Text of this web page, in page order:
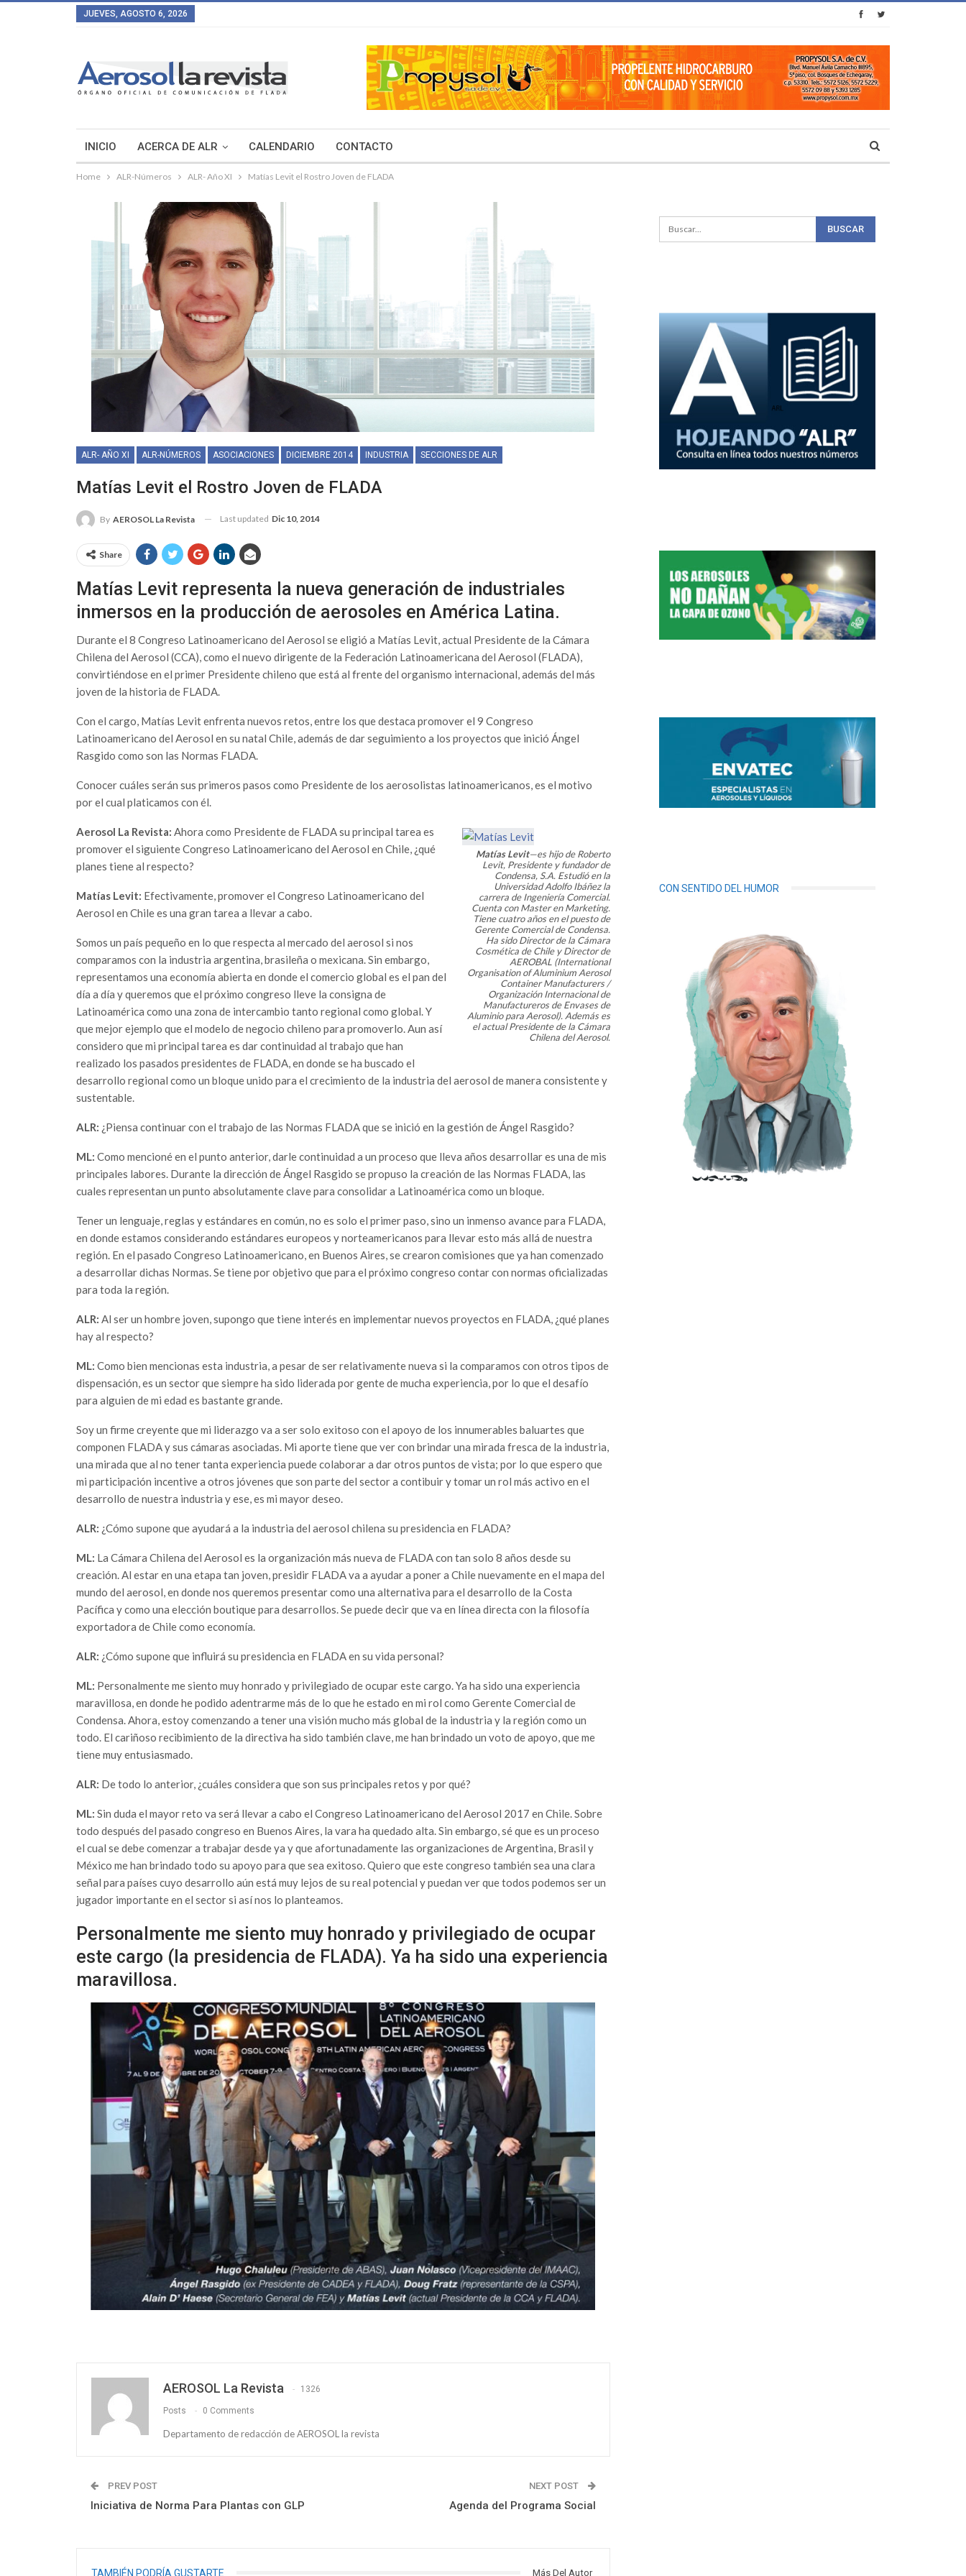
JUEVES, AGOSTO 6, 2026
INICIO ACERCA DE ALR CALENDARIO CONTACTO
Home ALR-Números ALR- Año XI Matías Levit el Rostro Joven de FLADA
ALR- AÑO XI ALR-NÚMEROS ASOCIACIONES DICIEMBRE 2014 INDUSTRIA SECCIONES DE ALR
Matías Levit el Rostro Joven de FLADA
By AEROSOL La Revista Last updated Dic 10, 2014
Share
Matías Levit representa la nueva generación de industriales
inmersos en la producción de aerosoles en América Latina.
Durante el 8 Congreso Latinoamericano del Aerosol se eligió a Matías Levit, actual Presidente de la Cámara
Chilena del Aerosol (CCA), como el nuevo dirigente de la Federación Latinoamericana del Aerosol (FLADA),
convirtiéndose en el primer Presidente chileno que está al frente del organismo internacional, además del más
joven de la historia de FLADA.
Con el cargo, Matías Levit enfrenta nuevos retos, entre los que destaca promover el 9 Congreso
Latinoamericano del Aerosol en su natal Chile, además de dar seguimiento a los proyectos que inició Ángel
Rasgido como son las Normas FLADA.
Conocer cuáles serán sus primeros pasos como Presidente de los aerosolistas latinoamericanos, es el motivo
por el cual platicamos con él.
Matías Levit—es hijo de Roberto
Levit, Presidente y fundador de
Condensa, S.A. Estudió en la
Universidad Adolfo Ibáñez la
carrera de Ingeniería Comercial.
Cuenta con Master en Marketing.
Tiene cuatro años en el puesto de
Gerente Comercial de Condensa.
Ha sido Director de la Cámara
Cosmética de Chile y Director de
AEROBAL (International
Organisation of Aluminium Aerosol
Container Manufacturers /
Organización Internacional de
Manufactureros de Envases de
Aluminio para Aerosol). Además es
el actual Presidente de la Cámara
Chilena del Aerosol.
Aerosol La Revista: Ahora como Presidente de FLADA su principal tarea es
promover el siguiente Congreso Latinoamericano del Aerosol en Chile, ¿qué
planes tiene al respecto?
Matías Levit: Efectivamente, promover el Congreso Latinoamericano del
Aerosol en Chile es una gran tarea a llevar a cabo.
Somos un país pequeño en lo que respecta al mercado del aerosol si nos
comparamos con la industria argentina, brasileña o mexicana. Sin embargo,
representamos una economía abierta en donde el comercio global es el pan del
día a día y queremos que el próximo congreso lleve la consigna de
Latinoamérica como una zona de intercambio tanto regional como global. Y
que mejor ejemplo que el modelo de negocio chileno para promoverlo. Aun así
considero que mi principal tarea es dar continuidad al trabajo que han
realizado los pasados presidentes de FLADA, en donde se ha buscado el
desarrollo regional como un bloque unido para el crecimiento de la industria del aerosol de manera consistente y
sustentable.
ALR: ¿Piensa continuar con el trabajo de las Normas FLADA que se inició en la gestión de Ángel Rasgido?
ML: Como mencioné en el punto anterior, darle continuidad a un proceso que lleva años desarrollar es una de mis
principales labores. Durante la dirección de Ángel Rasgido se propuso la creación de las Normas FLADA, las
cuales representan un punto absolutamente clave para consolidar a Latinoamérica como un bloque.
Tener un lenguaje, reglas y estándares en común, no es solo el primer paso, sino un inmenso avance para FLADA,
en donde estamos considerando estándares europeos y norteamericanos para llevar esto más allá de nuestra
región. En el pasado Congreso Latinoamericano, en Buenos Aires, se crearon comisiones que ya han comenzado
a desarrollar dichas Normas. Se tiene por objetivo que para el próximo congreso contar con normas oficializadas
para toda la región.
ALR: Al ser un hombre joven, supongo que tiene interés en implementar nuevos proyectos en FLADA, ¿qué planes
hay al respecto?
ML: Como bien mencionas esta industria, a pesar de ser relativamente nueva si la comparamos con otros tipos de
dispensación, es un sector que siempre ha sido liderada por gente de mucha experiencia, por lo que el desafío
para alguien de mi edad es bastante grande.
Soy un firme creyente que mi liderazgo va a ser solo exitoso con el apoyo de los innumerables baluartes que
componen FLADA y sus cámaras asociadas. Mi aporte tiene que ver con brindar una mirada fresca de la industria,
una mirada que al no tener tanta experiencia puede colaborar a dar otros puntos de vista; por lo que espero que
mi participación incentive a otros jóvenes que son parte del sector a contibuir y tomar un rol más activo en el
desarrollo de nuestra industria y ese, es mi mayor deseo.
ALR: ¿Cómo supone que ayudará a la industria del aerosol chilena su presidencia en FLADA?
ML: La Cámara Chilena del Aerosol es la organización más nueva de FLADA con tan solo 8 años desde su
creación. Al estar en una etapa tan joven, presidir FLADA va a ayudar a poner a Chile nuevamente en el mapa del
mundo del aerosol, en donde nos queremos presentar como una alternativa para el desarrollo de la Costa
Pacífica y como una elección boutique para desarrollos. Se puede decir que va en línea directa con la filosofía
exportadora de Chile como economía.
ALR: ¿Cómo supone que influirá su presidencia en FLADA en su vida personal?
ML: Personalmente me siento muy honrado y privilegiado de ocupar este cargo. Ya ha sido una experiencia
maravillosa, en donde he podido adentrarme más de lo que he estado en mi rol como Gerente Comercial de
Condensa. Ahora, estoy comenzando a tener una visión mucho más global de la industria y la región como un
todo. El cariñoso recibimiento de la directiva ha sido también clave, me han brindado un voto de apoyo, que me
tiene muy entusiasmado.
ALR: De todo lo anterior, ¿cuáles considera que son sus principales retos y por qué?
ML: Sin duda el mayor reto va será llevar a cabo el Congreso Latinoamericano del Aerosol 2017 en Chile. Sobre
todo después del pasado congreso en Buenos Aires, la vara ha quedado alta. Sin embargo, sé que es un proceso
el cual se debe comenzar a trabajar desde ya y que afortunadamente las organizaciones de Argentina, Brasil y
México me han brindado todo su apoyo para que sea exitoso. Quiero que este congreso también sea una clara
señal para países cuyo desarrollo aún está muy lejos de su real potencial y puedan ver que todos podemos ser un
jugador importante en el sector si así nos lo planteamos.
Personalmente me siento muy honrado y privilegiado de ocupar
este cargo (la presidencia de FLADA). Ya ha sido una experiencia
maravillosa.
AEROSOL La Revista 1326
Posts 0 Comments
Departamento de redacción de AEROSOL la revista
PREV POST
Iniciativa de Norma Para Plantas con GLP
NEXT POST
Agenda del Programa Social
TAMBIÉN PODRÍA GUSTARTE Más Del Autor
CON SENTIDO DEL HUMOR